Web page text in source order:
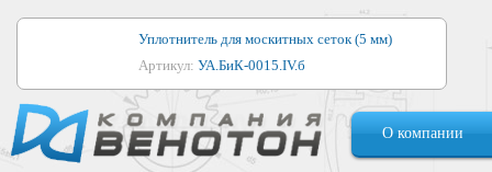
Уплотнитель для москитных сеток (5 мм)
Артикул: УА.БиК-0015.IV.б
Уплотнитель для алюминиевых окон
Артикул:1044 О компании